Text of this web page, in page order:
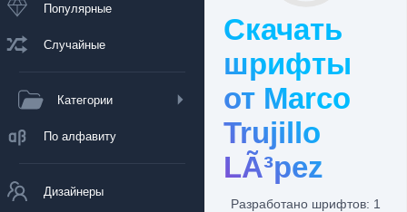
Популярные
Случайные
Категории
По алфавиту
Дизайнеры
Скачать
шрифты
от Marco
Trujillo
LÃ³pez
Разработано шрифтов: 1